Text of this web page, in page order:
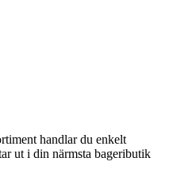
handlar du enkelt
ut i din närmsta bageributik